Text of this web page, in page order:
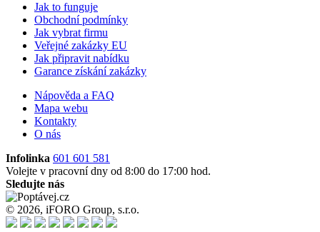
Jak to funguje
Obchodní podmínky
Jak vybrat firmu
Veřejné zakázky EU
Jak připravit nabídku
Garance získání zakázky
Nápověda a FAQ
Mapa webu
Kontakty
O nás
Infolinka 601 601 581
Volejte v pracovní dny od 8:00 do 17:00 hod.
Sledujte nás
© 2026, iFORO Group, s.r.o.